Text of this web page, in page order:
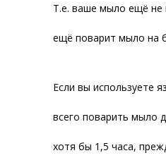
Т.е. ваше мыло ещё не
ещё поварит мыло на
Если вы используете
всего поварить мыло
хотя бы 1,5 часа,